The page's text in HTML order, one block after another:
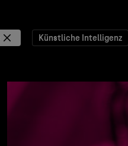
Künstliche Intelligenz